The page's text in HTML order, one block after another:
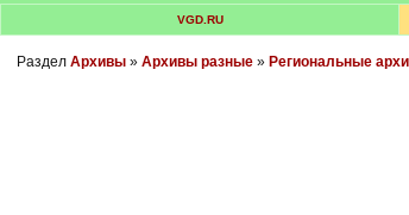
VGD.RU
Раздел Архивы» Архивы разные» Региональные